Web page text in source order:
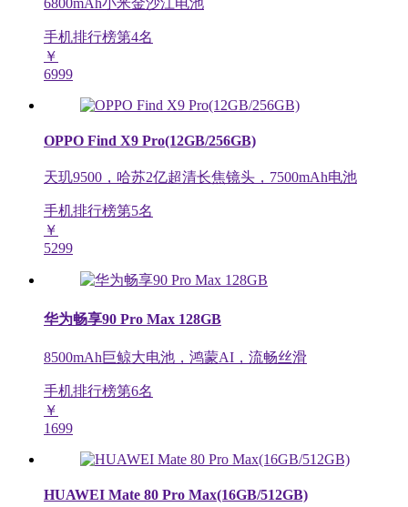
手机排行榜第4名
￥
6999
OPPO Find X9 Pro(12GB/256GB)
天玑9500，哈苏2亿超清长焦镜头，7500mAh电池
手机排行榜第5名
￥
5299
华为畅享90 Pro Max 128GB
8500mAh巨鲸大电池，鸿蒙AI，流畅丝滑
手机排行榜第6名
￥
1699
HUAWEI Mate 80 Pro Max(16GB/512GB)